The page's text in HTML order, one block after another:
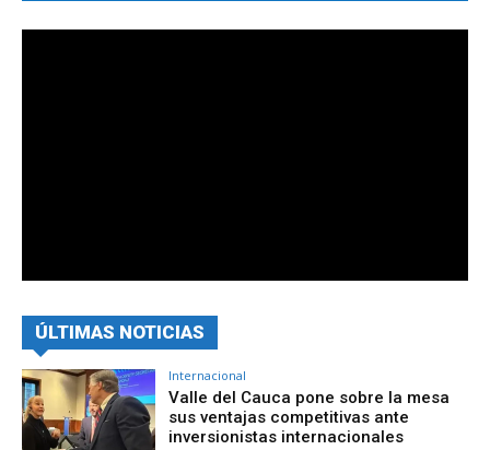
ÚLTIMAS NOTICIAS
Internacional
Valle del Cauca pone sobre la mesa
sus ventajas competitivas ante
inversionistas internacionales